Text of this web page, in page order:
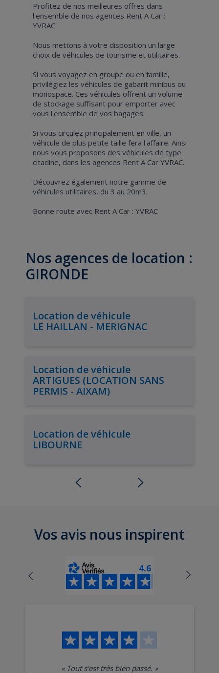
Profitez de nos meilleures offres dans
l'ensemble de nos agences Rent A Car :
YVRAC
Nous mettons à votre disposition un large
choix de véhicules de tourisme et utilitaires.
Si vous voyagez en groupe ou en famille,
privilégiez les véhicules de gabarit minibus ou
monospace. Ces véhicules offrent un volume
de stockage suffisant pour emporter avec
vous l'ensemble de vos bagages.
Si vous circulez principalement en ville, un
véhicule de plus petite taille fera l'affaire. Ainsi
nous vous proposons des véhicules de type
citadine, dans les agences Rent A Car YVRAC.
Découvrez également notre gamme de
véhicules utilitaires, du 3 au 20m3.
Bonne route avec Rent A Car : YVRAC
Nos agences de location :
GIRONDE
Location de véhicule
LE HAILLAN - MERIGNAC
Location de véhicule
ARTIGUES (LOCATION SANS
PERMIS - AIXAM)
Location de véhicule
LIBOURNE
Vos avis nous inspirent
4.6
« Tout s'est très bien passé. »